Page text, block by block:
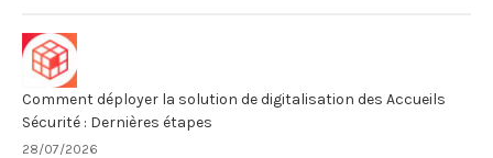
Comment déployer la solution de digitalisation des Accueils
Sécurité : Dernières étapes
28/07/2026